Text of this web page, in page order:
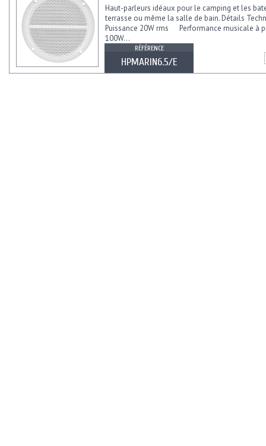
Haut-parleurs idéaux pour le camping et les
terrasse ou même la salle de bain. Détails
Puissance 20W rms Performance musicale à
100W...
RÉFÉRENCE
HPMARIN6.5/E